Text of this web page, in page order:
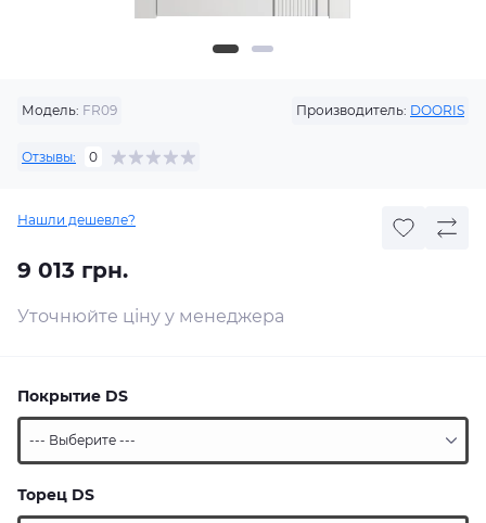
Модель: FR09 Производитель: DOORIS
Отзывы: 0
Нашли дешевле?
9 013 грн.
Уточнюйте ціну у менеджера
Покрытие DS
Торец DS